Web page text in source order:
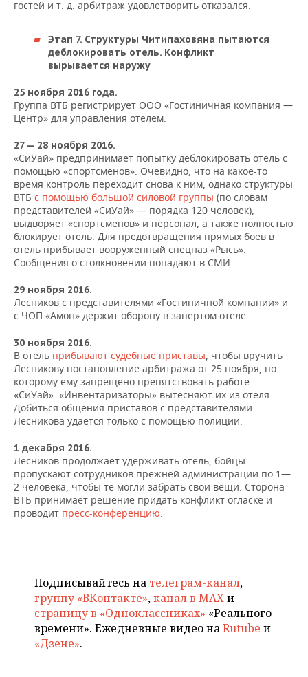
гостей и т. д. арбитраж удовлетворить отказался.
Этап 7. Структуры Читипаховяна пытаются
деблокировать отель. Конфликт
вырывается наружу
25 ноября 2016 года.
Группа ВТБ регистрирует ООО «Гостиничная компания —
Центр» для управления отелем.
27 — 28 ноября 2016.
«СиУай» предпринимает попытку деблокировать отель с
помощью «спортсменов». Очевидно, что на какое-то
время контроль переходит снова к ним, однако структуры
ВТБ с помощью большой силовой группы (по словам
представителей «СиУай» — порядка 120 человек),
выдворяет «спортсменов» и персонал, а также полностью
блокирует отель. Для предотвращения прямых боев в
отель прибывает вооруженный спецназ «Рысь».
Сообщения о столкновении попадают в СМИ.
29 ноября 2016.
Лесников с представителями «Гостиничной компании» и
с ЧОП «Амон» держит оборону в запертом отеле.
30 ноября 2016.
В отель прибывают судебные приставы , чтобы вручить
Лесникову постановление арбитража от 25 ноября, по
которому ему запрещено препятствовать работе
«СиУай». «Инвентаризаторы» вытесняют их из отеля.
Добиться общения приставов с представителями
Лесникова удается только с помощью полиции.
1 декабря 2016.
Лесников продолжает удерживать отель, бойцы
пропускают сотрудников прежней администрации по 1—
2 человека, чтобы те могли забрать свои вещи. Сторона
ВТБ принимает решение придать конфликт огласке и
проводит пресс-конференцию
Подписывайтесь на телеграм-канал,
группу «ВКонтакте»,канал в MAXи
страницу в «Одноклассниках» «Реального
времени». Ежедневные видео наRutube и
«Дзене».